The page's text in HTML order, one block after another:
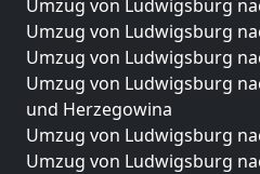
Umzug von Ludwigsburg
Umzug von Ludwigsburg
Umzug von Ludwigsburg
Umzug von Ludwigsburg
und Herzegowina
Umzug von Ludwigsburg
Umzug von Ludwigsburg